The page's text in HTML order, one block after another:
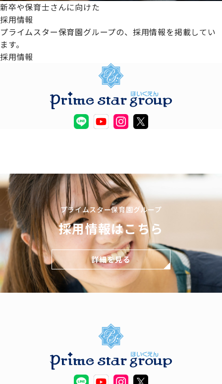
新卒や保育士さんに向けた
採用情報
プライムスター保育園グループの、採用情報を掲載してい
ます。
採用情報
プライムスター保育園グループ
採用情報はこちら
詳細を見る